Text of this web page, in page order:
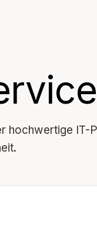
hochwertige IT-